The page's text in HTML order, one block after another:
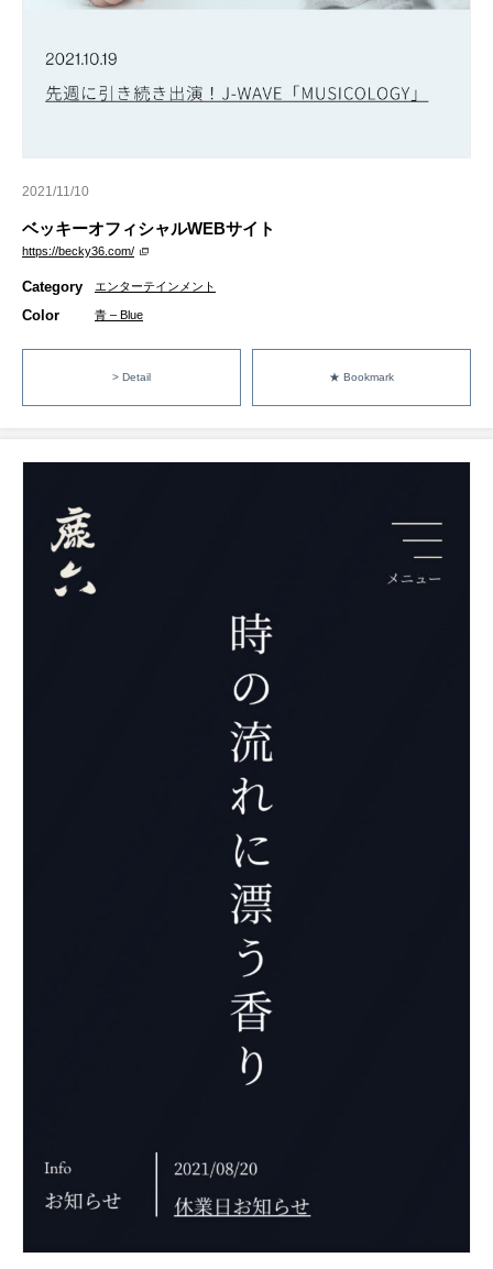
2021/11/10
ベッキーオフィシャルWEBサイト
https://becky36.com/
Category エンターテインメント
Color 青 – Blue
> Detail ★ Bookmark